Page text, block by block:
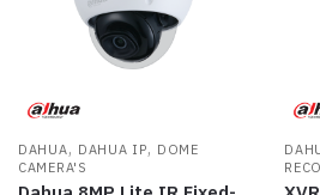
DAHUA, DAHUA IP, DOME
CAMERA'S